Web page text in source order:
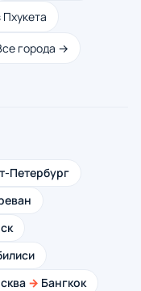
Пхукета
города →
Петербург
→ Бангкок